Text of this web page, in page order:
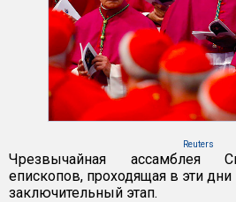
Reuters
Чрезвычайная ассамблея
епископов, проходящая в эти дни
заключительный этап.